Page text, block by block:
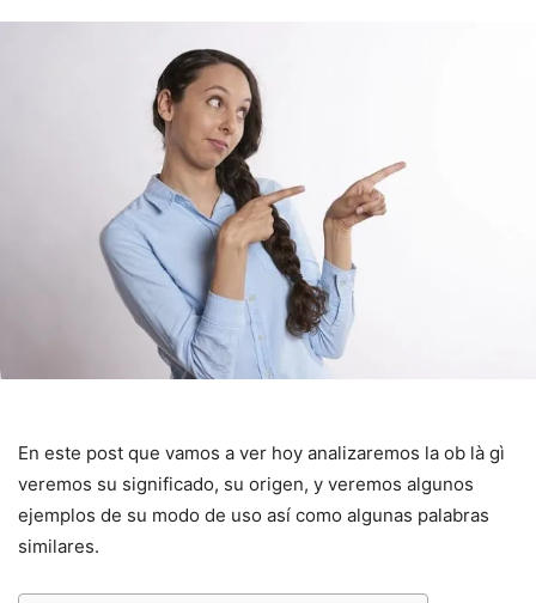
En este post que vamos a ver hoy analizaremos la ob là gì
veremos su significado, su origen, y veremos algunos
ejemplos de su modo de uso así como algunas palabras
similares.